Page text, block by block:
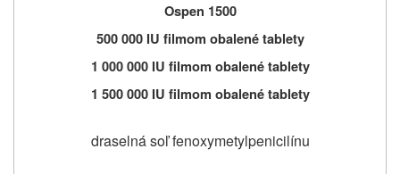
Ospen 1500
500 000 IU filmom obalené tablety
1 000 000 IU filmom obalené tablety
1 500 000 IU filmom obalené tablety
draselná soľ fenoxymetylpenicilínu